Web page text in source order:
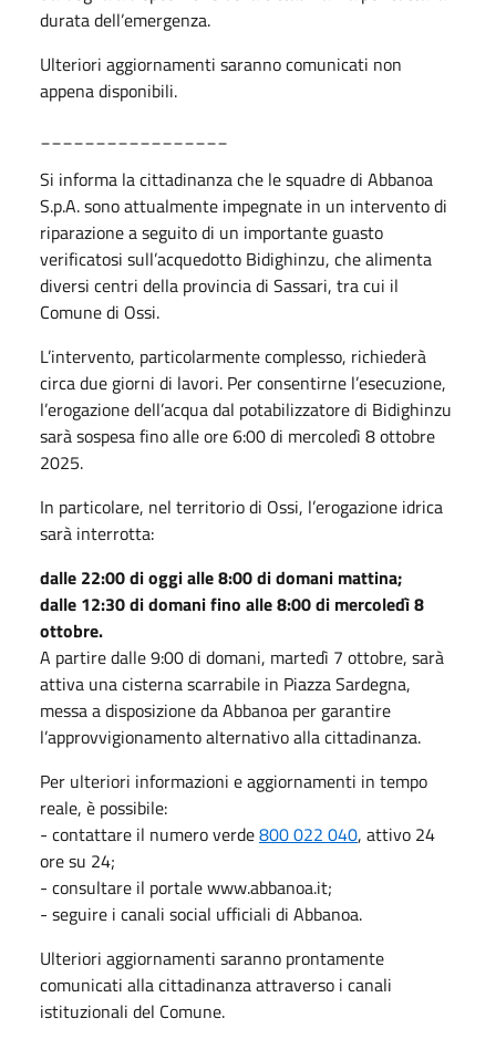
durata dell’emergenza.
Ulteriori aggiornamenti saranno comunicati non
appena disponibili.
Si informa la cittadinanza che le squadre di Abbanoa
S.p.A. sono attualmente impegnate in un intervento di
riparazione a seguito di un importante guasto
verificatosi sull’acquedotto Bidighinzu, che alimenta
diversi centri della provincia di Sassari, tra cui il
Comune di Ossi.
L’intervento, particolarmente complesso, richiederà
circa due giorni di lavori. Per consentirne l’esecuzione,
l’erogazione dell’acqua dal potabilizzatore di Bidighinzu
sarà sospesa fino alle ore 6:00 di mercoledì 8 ottobre
2025.
In particolare, nel territorio di Ossi, l’erogazione idrica
sarà interrotta:
dalle 22:00 di oggi alle 8:00 di domani mattina;
dalle 12:30 di domani fino alle 8:00 di mercoledì 8
ottobre.
A partire dalle 9:00 di domani, martedì 7 ottobre, sarà
attiva una cisterna scarrabile in Piazza Sardegna,
messa a disposizione da Abbanoa per garantire
l’approvvigionamento alternativo alla cittadinanza.
Per ulteriori informazioni e aggiornamenti in tempo
reale, è possibile:
- contattare il numero verde800 022 040, attivo 24
ore su 24;
- consultare il portale www.abbanoa.it;
- seguire i canali social ufficiali di Abbanoa.
Ulteriori aggiornamenti saranno prontamente
comunicati alla cittadinanza attraverso i canali
istituzionali del Comune.